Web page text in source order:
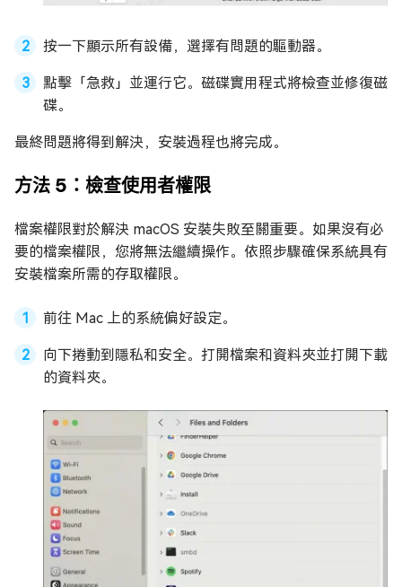
按一下顯示所有設備，選擇有問題的驅動器。
點擊「急救」並運行它。磁碟實用程式將檢查並修復磁
碟。
最終問題將得到解決，安裝過程也將完成。
方法 5：檢查使用者權限
檔案權限對於解決 macOS 安裝失敗至關重要。如果沒有必
要的檔案權限，您將無法繼續操作。依照步驟確保系統具有
安裝檔案所需的存取權限。
前往 Mac 上的系統偏好設定。
向下捲動到隱私和安全。打開檔案和資料夾並打開下載
的資料夾。